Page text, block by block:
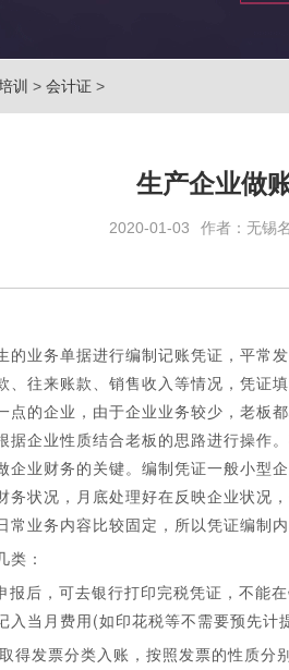
训 > 会计证 >
生产企业做
2020-01-03 作者：无锡
业务单据进行编制记账凭证，平常
、往来账款、销售收入等情况，凭证
点的企业，由于企业业务较少，老板
据企业性质结合老板的思路进行操作
企业财务的关键。编制凭证一般小型
务状况，月底处理好在反映企业状况
业务内容比较固定，所以凭证编制
类：
后，可去银行打印完税凭证，不能
入当月费用(如印花税等不需要预先计
得发票分类入账，按照发票的性质分